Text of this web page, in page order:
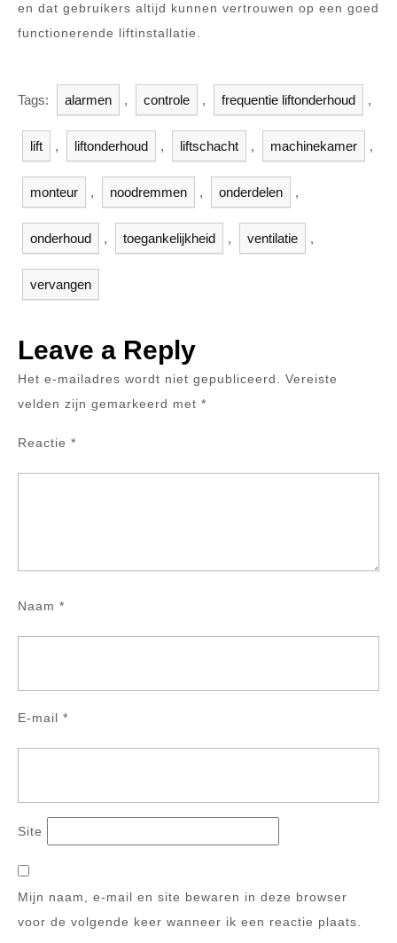
en dat gebruikers altijd kunnen vertrouwen op een goed
functionerende liftinstallatie.
Tags: alarmen , controle , frequentie liftonderhoud ,
lift , liftonderhoud , liftschacht , machinekamer ,
monteur , noodremmen , onderdelen ,
onderhoud , toegankelijkheid , ventilatie ,
vervangen
Leave a Reply
Het e-mailadres wordt niet gepubliceerd.
Vereiste
velden zijn gemarkeerd met *
Reactie *
Naam *
E-mail *
Site
Mijn naam, e-mail en site bewaren in deze browser
voor de volgende keer wanneer ik een reactie plaats.